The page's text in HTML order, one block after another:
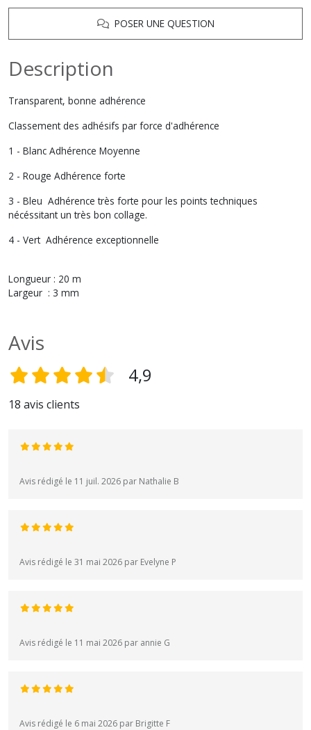
POSER UNE QUESTION
Description
Transparent, bonne adhérence
Classement des adhésifs par force d'adhérence
1 - Blanc Adhérence Moyenne
2 - Rouge Adhérence forte
3 - Bleu Adhérence très forte pour les points techniques
nécéssitant un très bon collage.
4 - Vert Adhérence exceptionnelle
Longueur : 20 m
Largeur : 3 mm
Avis
4,9
18 avis clients
Avis rédigé le 11 juil. 2026 par Nathalie B
Avis rédigé le 31 mai 2026 par Evelyne P
Avis rédigé le 11 mai 2026 par annie G
Avis rédigé le 6 mai 2026 par Brigitte F